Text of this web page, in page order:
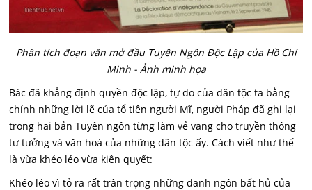
Phân tích đoạn văn mở đầu Tuyên Ngôn Độc Lập của Hồ Chí
Minh - Ảnh minh họa
Bác đã khẳng định quyền độc lập, tự do của dân tộc ta bằng
chính những lời lẽ của tổ tiên người Mĩ, người Pháp đã ghi lại
trong hai bản Tuyên ngôn từng làm vẻ vang cho truyền thông
tư tưởng và văn hoá của những dân tộc ấy. Cách viết như thế
là vừa khéo léo vừa kiên quyết:
Khéo léo vì tỏ ra rất trân trọng những danh ngôn bất hủ của